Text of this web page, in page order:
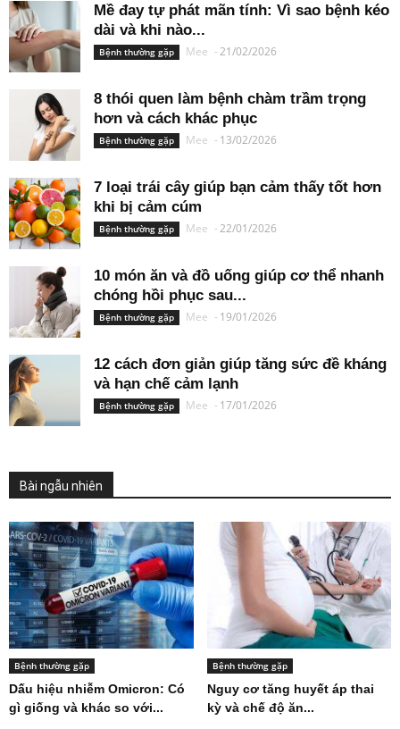
Mề đay tự phát mãn tính: Vì sao bệnh kéo
dài và khi nào...
Bệnh thường gặp Mee -21/02/2026
8 thói quen làm bệnh chàm trầm trọng
hơn và cách khác phục
Bệnh thường gặp Mee - 13/02/2026
7 loại trái cây giúp bạn cảm thấy tốt hơn
khi bị cảm cúm
Bệnh thường gặp Mee -22/01/2026
10 món ăn và đồ uống giúp cơ thể nhanh
chóng hồi phục sau...
Bệnh thường gặp Mee - 19/01/2026
12 cách đơn giản giúp tăng sức đề kháng
và hạn chế cảm lạnh
Bệnh thường gặp Mee - 17/01/2026
Bài ngẫu nhiên
Bệnh thường gặp
Dấu hiệu nhiễm Omicron: Có
gì giống và khác so với...
Bệnh thường gặp
Nguy cơ tăng huyết áp thai
kỳ và chế độ ăn...